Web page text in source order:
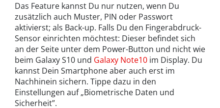
Das Feature kannst Du nur nutzen, wenn Du
zusätzlich auch Muster, PIN oder Passwort
aktivierst; als Back-up. Falls Du den Fingerabdruck-
Sensor einrichten möchtest: Dieser befindet sich
an der Seite unter dem Power-Button und nicht wie
beim Galaxy S10 und Galaxy Note10 im Display. Du
kannst Dein Smartphone aber auch erst im
Nachhinein sichern. Tippe dazu in den
Einstellungen auf „Biometrische Daten und
Sicherheit”.